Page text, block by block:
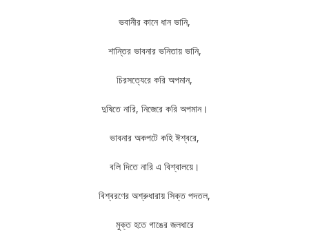
ভবানীর কানে ধান ভানি,
শান্তির ভাবনার ভনিতায় ভানি,
চিরসত্যেরে করি অপমান,
দুষিতে নারি, নিজেরে করি অপমান।
ভাবনার অকপটে কহি ঈশ্বরে,
বলি দিতে নারি এ বিশ্বালয়ে।
বিশ্বরণের অশ্রুধারায় সিক্ত পদতল,
মুক্ত হতে গাঙের জলধারে